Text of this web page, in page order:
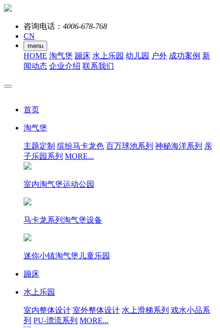
咨询电话： 4006-678-768
CN
menu
HOME 淘气堡 蹦床 水上乐园 幼儿园 户外 成功案例 新
闻动态 企业介绍 联系我们
首页
淘气堡
主题定制 缤纷马卡龙色 百万球池系列 神秘海洋系列 亲
子乐园系列 MORE...
室内淘气堡运动公园
马卡龙系列淘气堡设备
迷你小镇淘气堡儿童乐园
蹦床
水上乐园
室内整体设计 室外整体设计 水上滑梯系列 戏水小品系
列 PU-漂流系列 MORE...